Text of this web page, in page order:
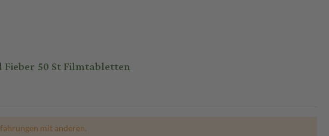
50 St Filmtabletten
mit anderen.